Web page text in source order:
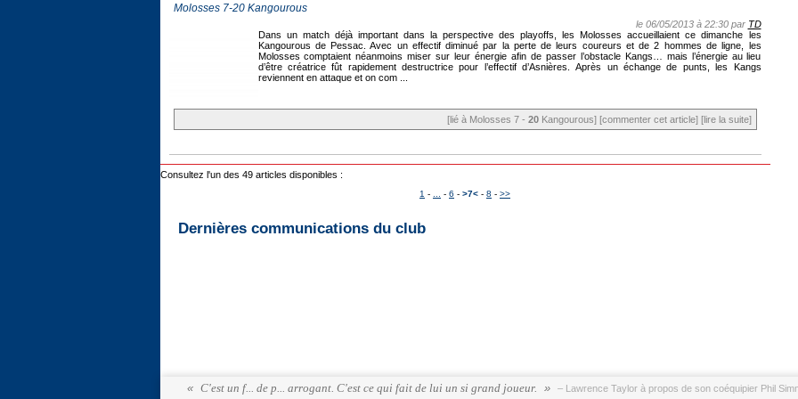
Molosses 7-20 Kangourous
le 06/05/2013 à 22:30 par TD
Dans un match déjà important dans la perspective des playoffs, les Molosses accueillaient ce dimanche les
Kangourous de Pessac. Avec un effectif diminué par la perte de leurs coureurs et de 2 hommes de ligne, les
Molosses comptaient néanmoins miser sur leur énergie afin de passer l’obstacle Kangs… mais l’énergie au lieu
d’être créatrice fût rapidement destructrice pour l’effectif d’Asnières. Après un échange de punts, les Kangs
reviennent en attaque et on com ...
[lié à Molosses 7 - 20Kangourous] [commenter cet article] [lire la suite]
Consultez l'un des 49 articles disponibles :
1 - - 6 - >7< - 8 - >>
Dernières communications du club
C'est un f... de p... arrogant. C'est ce qui fait de lui un si grand joueur. – Lawrence Taylor à propos de son coéquipier Phil